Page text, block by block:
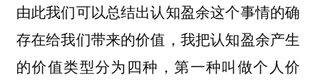
由此我们可以总结出认知盈余这个事情的确
存在给我们带来的价值，我把认知盈余产生
的价值类型分为四种，第一种叫做个人价